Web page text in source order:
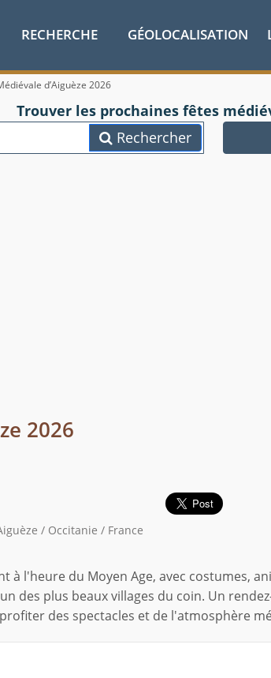
RECHERCHE GÉOLOCALISATION
d’Aiguèze 2026
Trouver les prochaines fêtes
Rechercher
2026
/ Occitanie / France
à l'heure du Moyen Age, avec costumes,
des plus beaux villages du coin. Un
des spectacles et de l'atmosphère